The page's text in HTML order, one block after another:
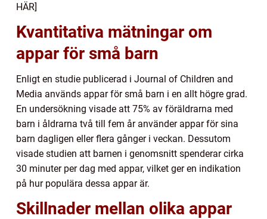
HÄR]
Kvantitativa mätningar om
appar för små barn
Enligt en studie publicerad i Journal of Children and
Media används appar för små barn i en allt högre grad.
En undersökning visade att 75% av föräldrarna med
barn i åldrarna två till fem år använder appar för sina
barn dagligen eller flera gånger i veckan. Dessutom
visade studien att barnen i genomsnitt spenderar cirka
30 minuter per dag med appar, vilket ger en indikation
på hur populära dessa appar är.
Skillnader mellan olika appar